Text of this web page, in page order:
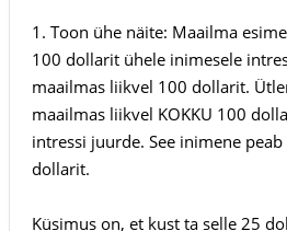
1. Toon ühe näite: Maailma
100 dollarit ühele inimesele
maailmas liikvel 100 dollarit.
maailmas liikvel KOKKU 100
intressi juurde. See inimene
dollarit.
Küsimus on, et kust ta selle 25